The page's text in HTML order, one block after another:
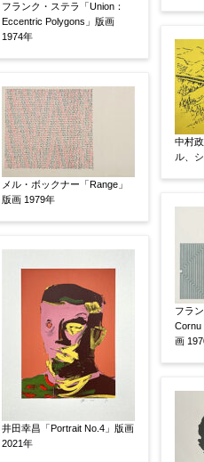
作品の技法
日本画
油彩画 版画
絵の画面サイズ
体裁 【任意】
額装
軸装 シート
サイン等の有無 【任意】
サイン有(自筆)
サイン
その他
フランク・ステラ「Union：
Eccentric Polygons」版画
1974年
メル・ボックナー「Range」
版画 1979年
井田幸昌「Portrait No.4」版画
2021年
中村
ル、
フラ
Cornu
画